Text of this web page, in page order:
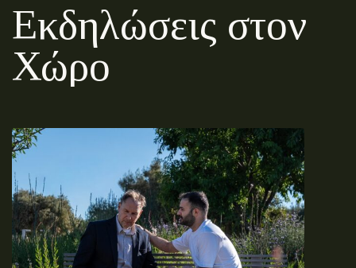
Εκδηλώσεις στον
Χώρο